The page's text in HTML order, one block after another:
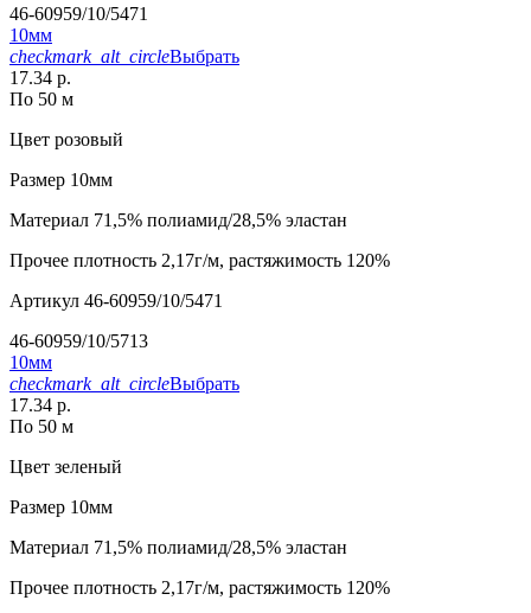
46-60959/10/5471
10мм
checkmark_alt_circleВыбрать
17.34 р.
По 50 м
Цвет розовый
Размер 10мм
Материал 71,5% полиамид/28,5% эластан
Прочее плотность 2,17г/м, растяжимость 120%
Артикул 46-60959/10/5471
46-60959/10/5713
10мм
checkmark_alt_circleВыбрать
17.34 р.
По 50 м
Цвет зеленый
Размер 10мм
Материал 71,5% полиамид/28,5% эластан
Прочее плотность 2,17г/м, растяжимость 120%